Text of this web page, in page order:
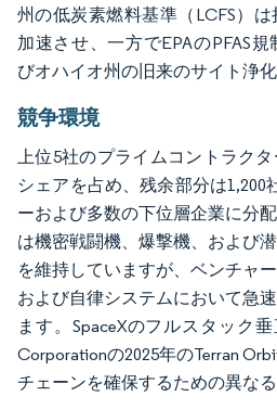
州の低炭素燃料基準（LCFS）
加速させ、一方でEPAのPFAS
びオハイオ州の旧来のサイト浄
競争環境
上位5社のプライムコントラク
シェアを占め、残余部分は1,200
ーおよび多数の下位層企業に分
は機密戦闘機、爆撃機、および
を維持していますが、ベンチャ
および自律システムにおいて急
ます。SpaceXのフルスタック
Corporationの2025年のTerran
チェーンを確保するための異な